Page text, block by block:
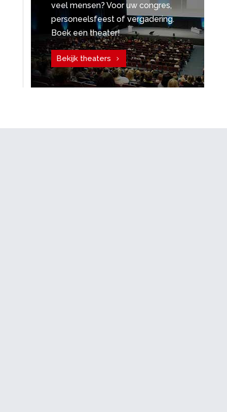
veel mensen? Voor uw congres,
personeelsfeest of vergadering.
Boek een theater!
Bekijk theaters